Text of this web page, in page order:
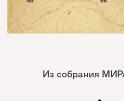
Из собрания